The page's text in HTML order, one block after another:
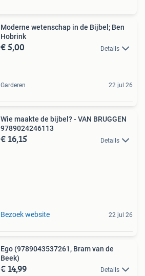
Moderne wetenschap in de Bijbel; Ben
Hobrink
€ 5,00 Details
Garderen 22 jul 26
Wie maakte de bijbel? - VAN BRUGGEN
9789024246113
€ 16,15 Details
Bezoek website 22 jul 26
Ego (9789043537261, Bram van de
Beek)
€ 14,99 Details